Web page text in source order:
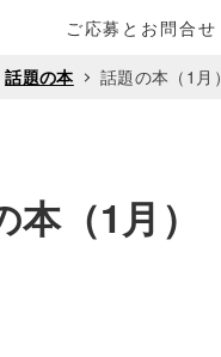
ご応募とお問合せ
話題の本 話題の本（1月）
本（1月）